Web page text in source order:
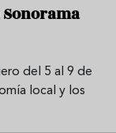
del 5 al 9 de
local y los